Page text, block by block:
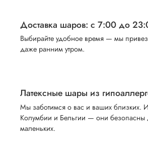
Доставка шаров: с 7:00 до
Выбирайте удобное время — мы
даже ранним утром.
Латексные шары из
Мы заботимся о вас и ваших близких.
Колумбии и Бельгии — они
маленьких.